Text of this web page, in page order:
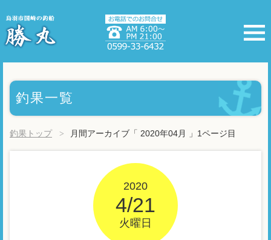
釣果一覧
釣果トップ 月間アーカイブ「 2020年04月 」1ページ目
2020
4/21
火曜日